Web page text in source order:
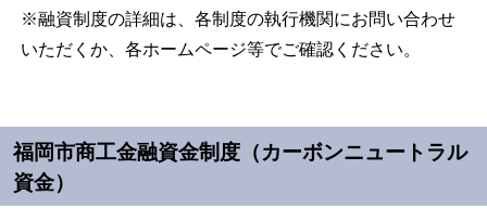
※融資制度の詳細は、各制度の執行機関にお問い合わせ
いただくか、各ホームページ等でご確認ください。
福岡市商工金融資金制度（カーボンニュートラル
資金）